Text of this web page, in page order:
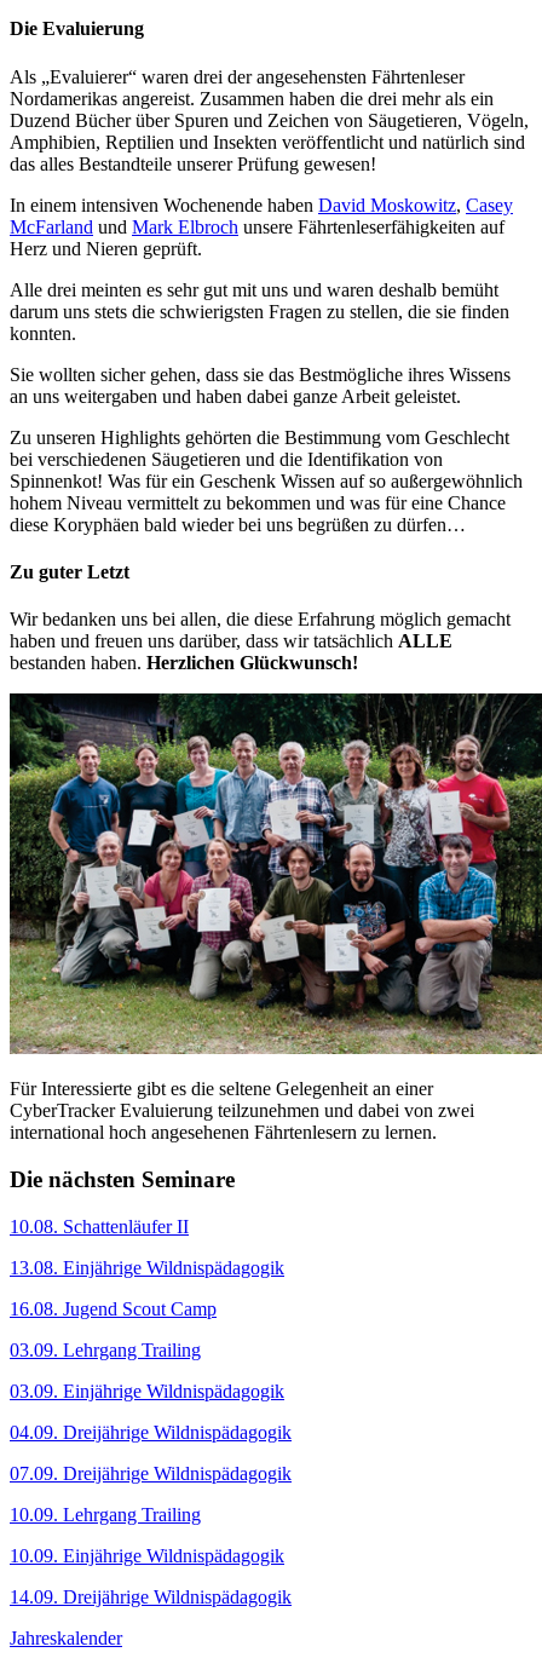
Die Evaluierung
Als „Evaluierer“ waren drei der angesehensten Fährtenleser
Nordamerikas angereist. Zusammen haben die drei mehr als ein
Duzend Bücher über Spuren und Zeichen von Säugetieren, Vögeln,
Amphibien, Reptilien und Insekten veröffentlicht und natürlich sind
das alles Bestandteile unserer Prüfung gewesen!
In einem intensiven Wochenende haben David Moskowitz, Casey
McFarland und Mark Elbroch unsere Fährtenleserfähigkeiten auf
Herz und Nieren geprüft.
Alle drei meinten es sehr gut mit uns und waren deshalb bemüht
darum uns stets die schwierigsten Fragen zu stellen, die sie finden
konnten.
Sie wollten sicher gehen, dass sie das Bestmögliche ihres Wissens
an uns weitergaben und haben dabei ganze Arbeit geleistet.
Zu unseren Highlights gehörten die Bestimmung vom Geschlecht
bei verschiedenen Säugetieren und die Identifikation von
Spinnenkot! Was für ein Geschenk Wissen auf so außergewöhnlich
hohem Niveau vermittelt zu bekommen und was für eine Chance
diese Koryphäen bald wieder bei uns begrüßen zu dürfen…
Zu guter Letzt
Wir bedanken uns bei allen, die diese Erfahrung möglich gemacht
haben und freuen uns darüber, dass wir tatsächlich ALLE
bestanden haben. Herzlichen Glückwunsch!
Für Interessierte gibt es die seltene Gelegenheit an einer
CyberTracker Evaluierung teilzunehmen und dabei von zwei
international hoch angesehenen Fährtenlesern zu lernen.
Die nächsten Seminare
10.08. Schattenläufer II
13.08. Einjährige Wildnispädagogik
16.08. Jugend Scout Camp
03.09. Lehrgang Trailing
03.09. Einjährige Wildnispädagogik
04.09. Dreijährige Wildnispädagogik
07.09. Dreijährige Wildnispädagogik
10.09. Lehrgang Trailing
10.09. Einjährige Wildnispädagogik
14.09. Dreijährige Wildnispädagogik
Jahreskalender